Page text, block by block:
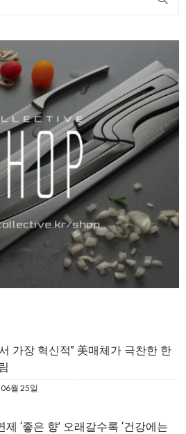
가장 혁신적” 美매체가 극찬한 한
월 25일
제 ‘좋은 향’ 오래갈수록 ‘건강에는